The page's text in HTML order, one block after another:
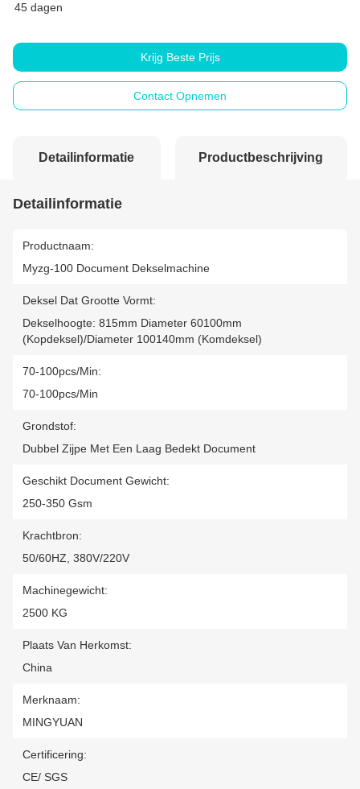
45 dagen
Krijg Beste Prijs
Contact Opnemen
Detailinformatie Productbeschrijving
Detailinformatie
Productnaam:
Myzg-100 Document Dekselmachine
Deksel Dat Grootte Vormt:
Dekselhoogte: 815mm Diameter 60100mm
(kopdeksel)/Diameter 100140mm (komdeksel)
70-100pcs/min:
70-100pcs/min
Grondstof:
Dubbel Zijpe Met Een Laag Bedekt Document
Geschikt Document Gewicht:
250-350 Gsm
Krachtbron:
50/60HZ, 380V/220V
Machinegewicht:
2500 KG
Plaats Van Herkomst:
China
Merknaam:
MINGYUAN
Certificering:
CE/ SGS